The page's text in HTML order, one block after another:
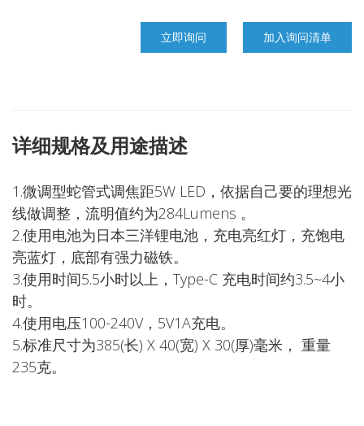
立即询问 加入询问清单
详细规格及用途描述
1.微调型蛇管式调焦距5W LED，依据自己要的理想光
线做调整，流明值约为284Lumens 。
2.使用电池为日本三洋锂电池，充电亮红灯，充饱电
亮蓝灯，底部有强力磁铁。
3.使用时间5.5小时以上，Type-C 充电时间约3.5~4小
时。
4.使用电压100-240V，5V1A充电。
5.标准尺寸为385(长) X 40(宽) X 30(厚)毫米， 重量
235克。